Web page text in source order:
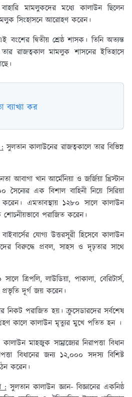
মামলুকদের মধ্যে কালাউন ছিলেন
সিংহাসনে আরোহণ করেন।
বংশের দ্বিতীয় শ্রেষ্ঠ শাসক। তিনি অত্যন্ত
রাজত্বকাল মামলুক শাসনের ইতিহাসে
ব্যাখ্যা কর
সুলতান কালাউনের রাজত্বকালে তার বিভিন্ন
আবাগা খান আর্মেনিয়া ও জর্জিয়া খ্রিস্টান
সৈন্যের এক বিশাল বাহিনী নিয়ে সিরিয়া
এমতাবস্থায় ১২৮০ সালে কালাউন
শোচনীয়ভাবে পরাজিত করেন।
যোগ্য উত্তরসূরী হিসেবে কালাউন
বিরুদ্ধে প্রবল, সাহস ও দৃঢ়তার সাথে
ত্রিপলি, লাউডিয়া, পাকালা, বেরিটার্স,
দূর্গ জয় করেন।
নিকট পরাজিত হয়। ক্রুসেডারদের সর্বশেষ
কালে কালাউন মৃত্যুর মুখে পতিত হন ।
মাহজুক সাম্রাজ্যের নিরাপত্তা বিধান
বিধানের জন্য ১২,০০০ সদস্য বিশিষ্ট
করেন।
:সুলতান কালাউন জ্ঞান- বিজ্ঞানের একনিষ্ঠ